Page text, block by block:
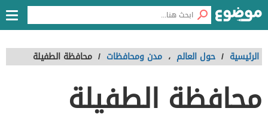
الرئيسية / حول العالم ، مدن ومحافظات / محافظة الطفيلة
محافظة الطفيلة